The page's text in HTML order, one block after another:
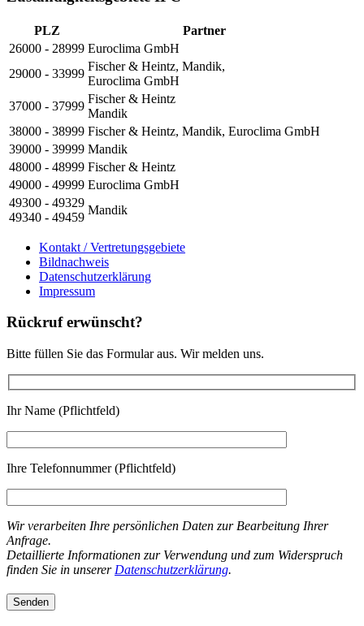
PLZ
Partner
26000 - 28999 Euroclima GmbH
29000 - 33999
Fischer & Heintz, Mandik,
Euroclima GmbH
37000 - 37999
Fischer & Heintz
Mandik
38000 - 38999 Fischer & Heintz, Mandik, Euroclima GmbH
39000 - 39999 Mandik
48000 - 48999 Fischer & Heintz
49000 - 49999 Euroclima GmbH
49300 - 49329
49340 - 49459
Mandik
Kontakt / Vertretungsgebiete
Bildnachweis
Datenschutzerklärung
Impressum
Rückruf erwünscht?
Bitte füllen Sie das Formular aus. Wir melden uns.
Ihr Name (Pflichtfeld)
Ihre Telefonnummer (Pflichtfeld)
Wir verarbeiten Ihre persönlichen Daten zur Bearbeitung Ihrer
Anfrage.
Detaillierte Informationen zur Verwendung und zum Widerspruch
finden Sie in unserer Datenschutzerklärung.